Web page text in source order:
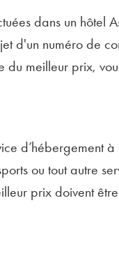
dans un hôtel
d'un numéro de
meilleur prix,
d’hébergement
ou tout autre
prix doivent